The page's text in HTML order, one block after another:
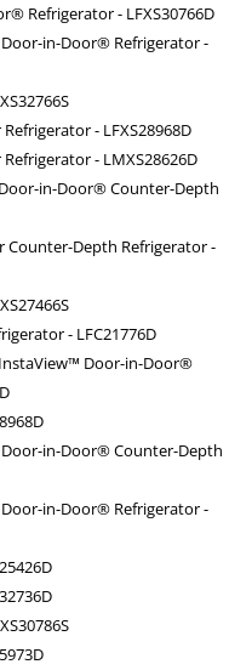
Refrigerator - LFXS30766D
in-Door® Refrigerator -
- LFXS28968D
- LMXS28626D
Door-in-Door® Counter-Depth
Counter-Depth Refrigerator -
- LFC21776D
InstaView™ Door-in-Door®
in-Door® Counter-Depth
in-Door® Refrigerator -